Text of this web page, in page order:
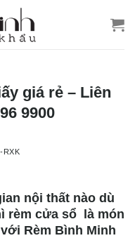
giá rẻ – Liên
9900
RXK
nội thất nào dù
rèm cửa sổ là món
Rèm Bình Minh